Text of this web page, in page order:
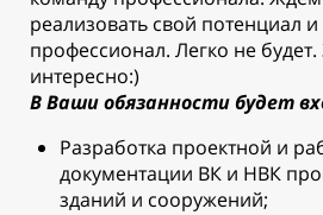
реализовать свой потенциал и
профессионал. Легко не будет.
интересно:)
В Ваши обязанности будет
Разработка проектной и
документации ВК и НВК
зданий и сооружений;